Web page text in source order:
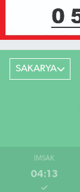
SAKARYA
İMSAK
04:13